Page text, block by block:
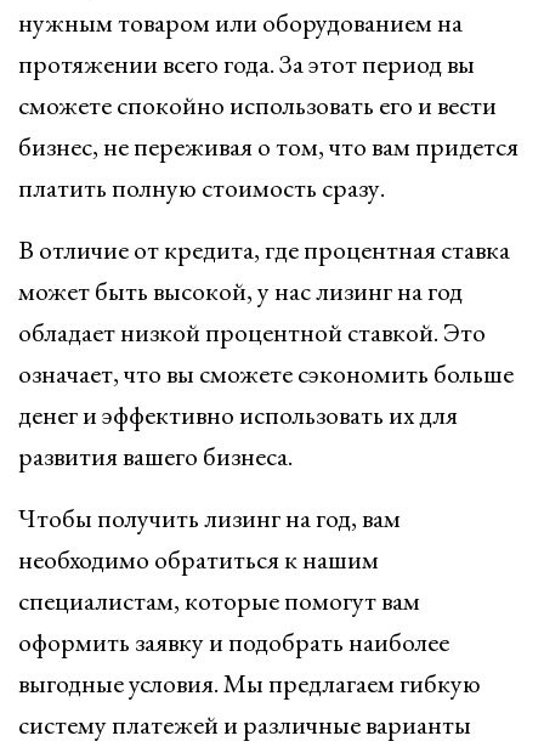
нужным товаром или оборудованием на
протяжении всего года. За этот период вы
сможете спокойно использовать его и вести
бизнес, не переживая о том, что вам придется
платить полную стоимость сразу.
В отличие от кредита, где процентная ставка
может быть высокой, у нас лизинг на год
обладает низкой процентной ставкой. Это
означает, что вы сможете сэкономить больше
денег и эффективно использовать их для
развития вашего бизнеса.
Чтобы получить лизинг на год, вам
необходимо обратиться к нашим
специалистам, которые помогут вам
оформить заявку и подобрать наиболее
выгодные условия. Мы предлагаем гибкую
систему платежей и различные варианты